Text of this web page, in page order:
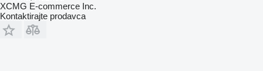
XCMG E-commerce Inc.
Kontaktirajte prodavca